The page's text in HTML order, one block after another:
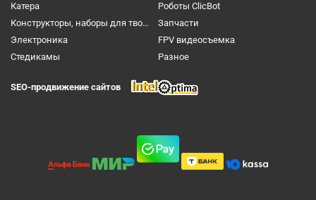
Катера
Роботы ClicBot
Конструкторы, наборы для творчества и настольные игры
Запчасти
Электроника
FPV видеосъемка
Cтедикамы
Разное
SEO-продвижение сайтов